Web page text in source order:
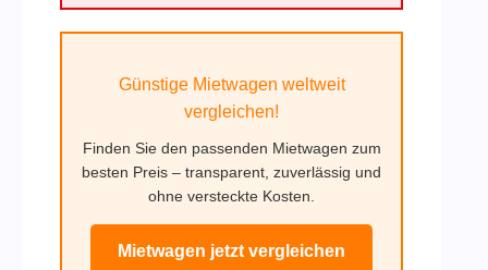
Günstige Mietwagen weltweit
vergleichen!
Finden Sie den passenden Mietwagen zum
besten Preis – transparent, zuverlässig und
ohne versteckte Kosten.
Mietwagen jetzt vergleichen